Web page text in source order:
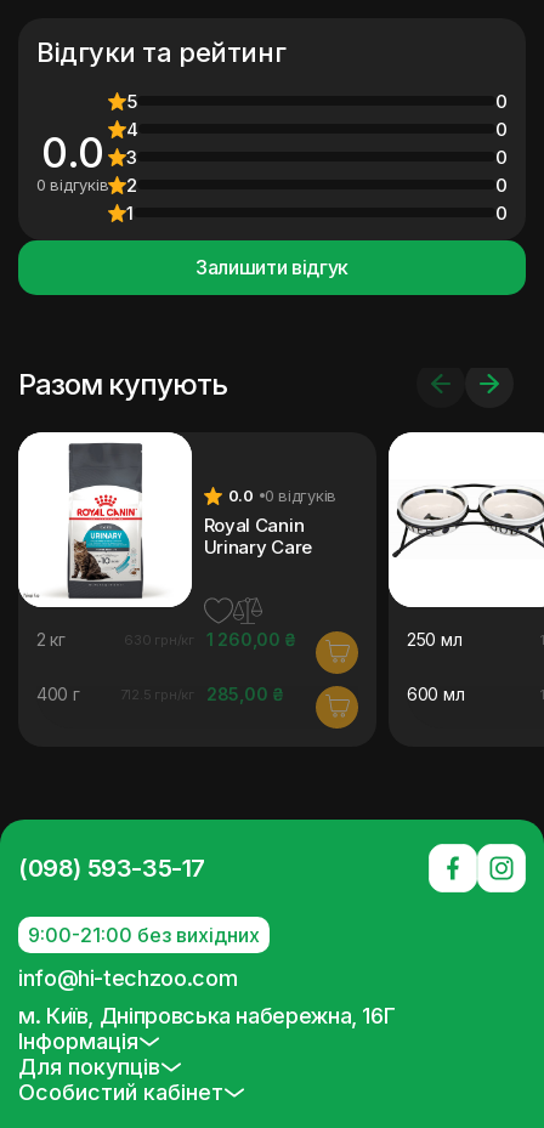
Відгуки та рейтинг
0.0
0 відгуків
5
0
4
0
3
0
2
0
1
0
Залишити відгук
Разом купують
0.0 0 відгуків
Royal Canin
Urinary Care
1 260,00 ₴
2 кг 630 грн/кг
285,00 ₴
400 г 712.5 грн/кг
250 мл
600 мл
Інформація
Для покупців
Особистий кабінет
(098) 593-35-17
9:00-21:00 без вихідних
info@hi-techzoo.com
м. Київ, Дніпровська набережна, 16Г